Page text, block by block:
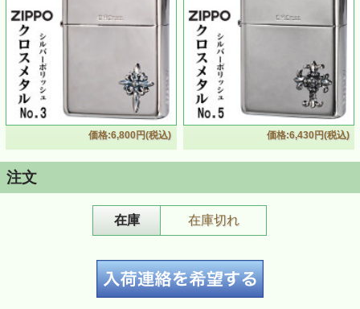
【ZIPPO】限定ワンポイントクロスメタルジッポーNO.4
シルバー鏡面仕上げのジッポーににさりげないCROSSメ
タルのワンポイントがチョッピリ自己主張
サイドには世界に一つだけの限定ナンバーが刻印されてい
ZIPPO社永久保証書
仕様：シルバーポリッシュ仕上げ、サイド限定ナン
価格:6,800円(税込) 価格:6,430円(税込)
注文
在庫 在庫切れ